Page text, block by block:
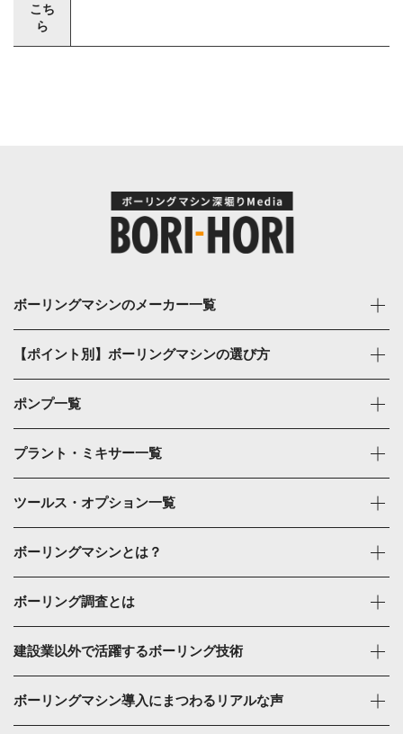
こち
ら
ボーリングマシンのメーカー一覧
【ポイント別】ボーリングマシンの選び方
ポンプ一覧
プラント・ミキサー一覧
ツールス・オプション一覧
ボーリングマシンとは？
ボーリング調査とは
建設業以外で活躍するボーリング技術
ボーリングマシン導入にまつわるリアルな声